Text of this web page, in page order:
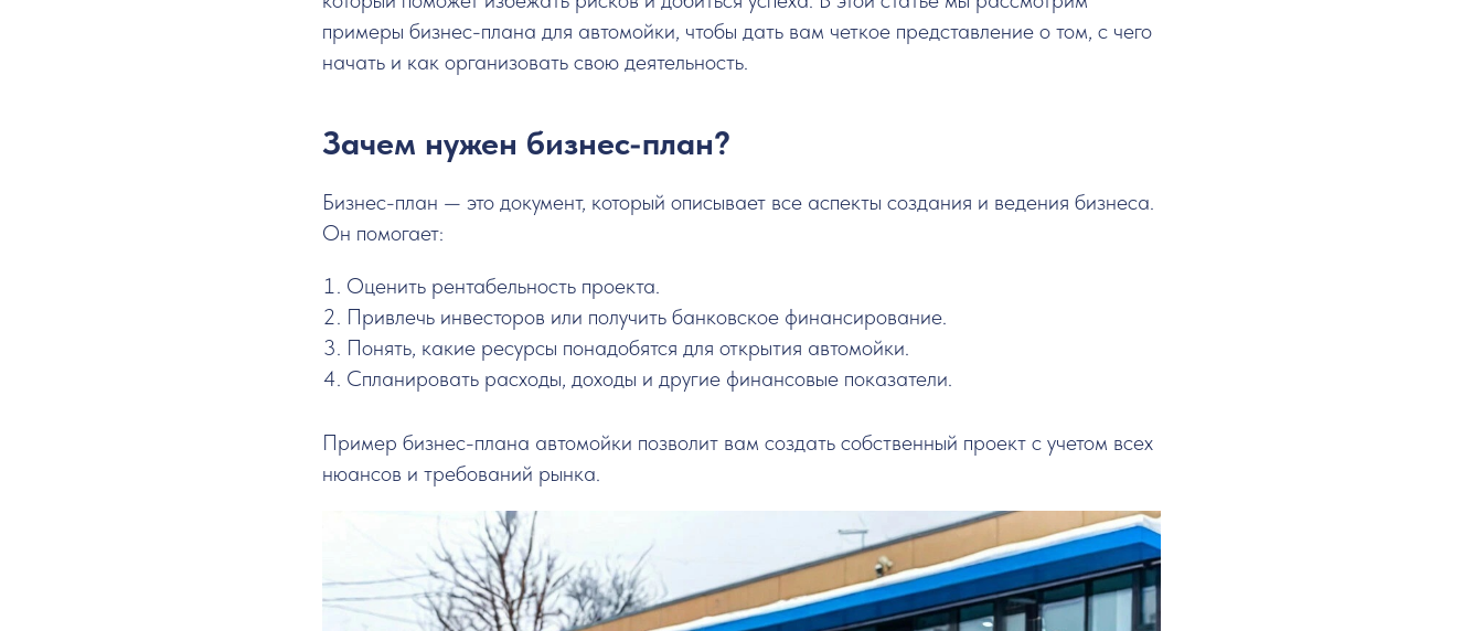
примеры бизнес-плана для автомойки, чтобы дать вам четкое представление о том, с чего
начать и как организовать свою деятельность.
Зачем нужен бизнес-план?
Бизнес-план — это документ, который описывает все аспекты создания и ведения бизнеса.
Он помогает:
Оценить рентабельность проекта.
Привлечь инвесторов или получить банковское финансирование.
Понять, какие ресурсы понадобятся для открытия автомойки.
Спланировать расходы, доходы и другие финансовые показатели.
Пример бизнес-плана автомойки позволит вам создать собственный проект с учетом всех
нюансов и требований рынка.